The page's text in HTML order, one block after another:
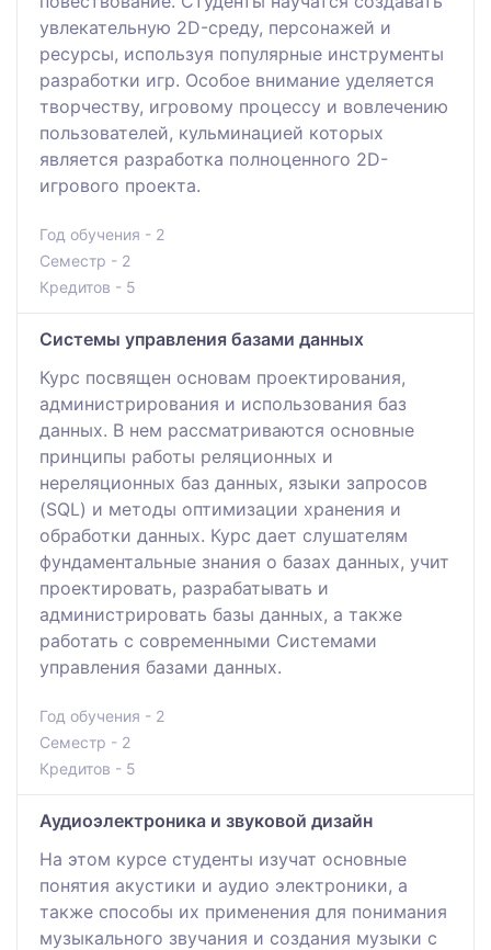
увлекательную 2D-среду, персонажей и
ресурсы, используя популярные инструменты
разработки игр. Особое внимание уделяется
творчеству, игровому процессу и вовлечению
пользователей, кульминацией которых
является разработка полноценного 2D-
игрового проекта.
Год обучения - 2
Семестр - 2
Кредитов - 5
Системы управления базами данных
Курс посвящен основам проектирования,
администрирования и использования баз
данных. В нем рассматриваются основные
принципы работы реляционных и
нереляционных баз данных, языки запросов
(SQL) и методы оптимизации хранения и
обработки данных. Курс дает слушателям
фундаментальные знания о базах данных, учит
проектировать, разрабатывать и
администрировать базы данных, а также
работать с современными Системами
управления базами данных.
Год обучения - 2
Семестр - 2
Кредитов - 5
Аудиоэлектроника и звуковой дизайн
На этом курсе студенты изучат основные
понятия акустики и аудио электроники, а
также способы их применения для понимания
музыкального звучания и создания музыки с